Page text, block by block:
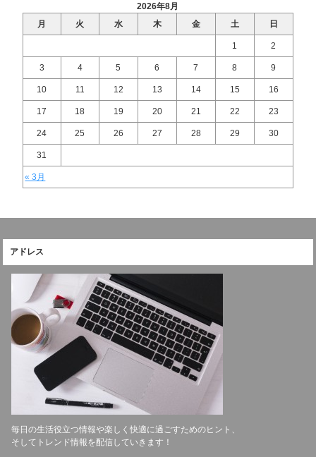
2026年8月
月
火 水 木 金 土 日
« 3月
1 2
3 4 5 6 7 8 9
10 11 12 13 14 15 16
17 18 19 20 21 22 23
24 25 26 27 28 29 30
31
アドレス
毎日の生活役立つ情報や楽しく快適に過ごすためのヒント、
そしてトレンド情報を配信していきます！